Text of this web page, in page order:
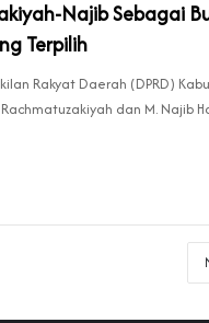
Najib Sebagai
Terpilih
Rakyat Daerah (DPRD)
dan M. Najib